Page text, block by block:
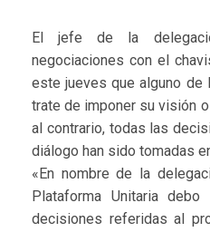
El jefe de la
negociaciones con el
este jueves que alguno
trate de imponer su visión
al contrario, todas las
diálogo han sido tomadas
«En nombre de la
Plataforma Unitaria
decisiones referidas al